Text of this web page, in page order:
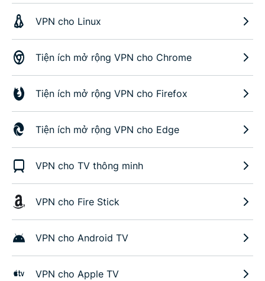
VPN cho Linux
Tiện ích mở rộng VPN cho Chrome
Tiện ích mở rộng VPN cho Firefox
Tiện ích mở rộng VPN cho Edge
VPN cho TV thông minh
VPN cho Fire Stick
VPN cho Android TV
VPN cho Apple TV